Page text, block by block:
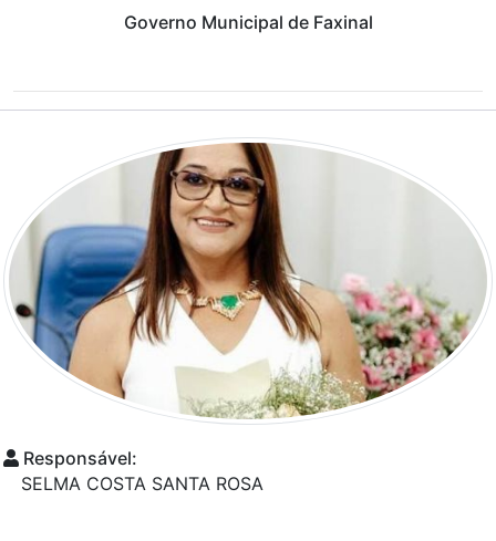
Governo Municipal de Faxinal
Responsável:
SELMA COSTA SANTA ROSA